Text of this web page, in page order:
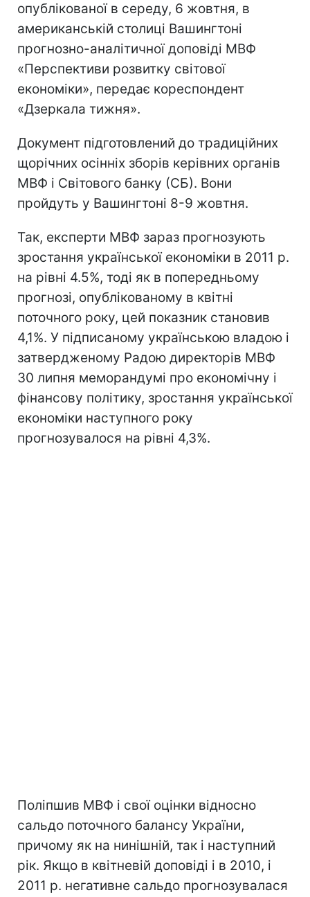
опублікованої в середу, 6 жовтня, в
американській столиці Вашингтоні
прогнозно-аналітичної доповіді МВФ
«Перспективи розвитку світової
економіки», передає кореспондент
«Дзеркала тижня».
Документ підготовлений до традиційних
щорічних осінніх зборів керівних органів
МВФ і Світового банку (СБ). Вони
пройдуть у Вашингтоні 8-9 жовтня.
Так, експерти МВФ зараз прогнозують
зростання української економіки в 2011 р.
на рівні 4.5%, тоді як в попередньому
прогнозі, опублікованому в квітні
поточного року, цей показник становив
4,1%. У підписаному українською владою і
затвердженому Радою директорів МВФ
30 липня меморандумі про економічну і
фінансову політику, зростання української
економіки наступного року
прогнозувалося на рівні 4,3%.
Поліпшив МВФ і свої оцінки відносно
сальдо поточного балансу України,
причому як на нинішній, так і наступний
рік. Якщо в квітневій доповіді і в 2010, і
2011 р. негативне сальдо прогнозувалася